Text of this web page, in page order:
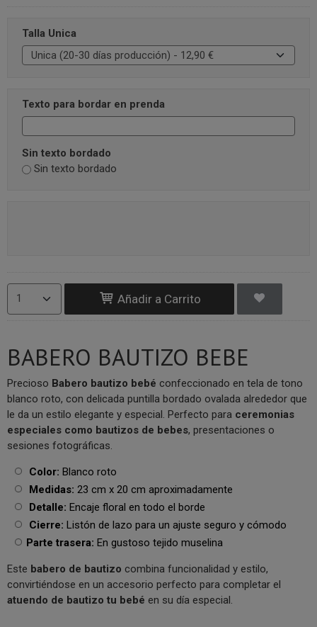
Talla Unica
Texto para bordar en prenda
Sin texto bordado
Sin texto bordado
Añadir a Carrito
BABERO BAUTIZO BEBE
Precioso Babero bautizo bebé confeccionado en tela de tono
blanco roto, con delicada puntilla bordado ovalada alrededor que
le da un estilo elegante y especial. Perfecto para ceremonias
especiales como bautizos de bebes, presentaciones o
sesiones fotográficas.
Color: Blanco roto
Medidas: 23 cm x 20 cm aproximadamente
Detalle: Encaje floral en todo el borde
Cierre: Listón de lazo para un ajuste seguro y cómodo
Parte trasera: En gustoso tejido muselina
Este babero de bautizo combina funcionalidad y estilo,
convirtiéndose en un accesorio perfecto para completar el
atuendo de bautizo tu bebé en su día especial.